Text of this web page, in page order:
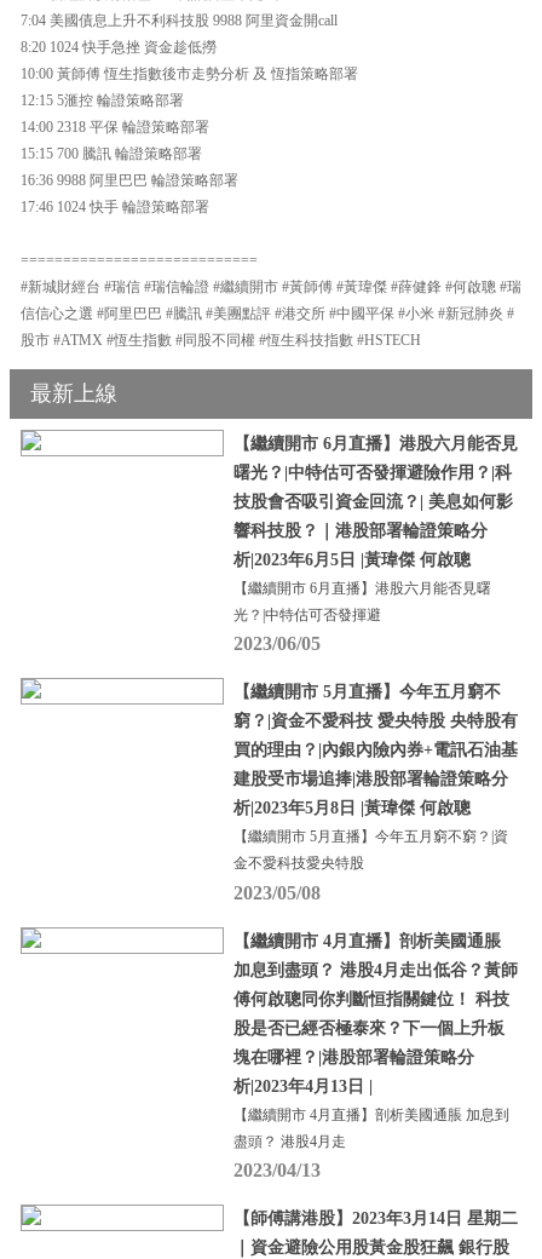
7:04 美國債息上升不利科技股 9988 阿里資金開call
8:20 1024 快手急挫 資金趁低撈
10:00 黃師傅 恆生指數後市走勢分析 及 恆指策略部署
12:15 5滙控 輪證策略部署
14:00 2318 平保 輪證策略部署
15:15 700 騰訊 輪證策略部署
16:36 9988 阿里巴巴 輪證策略部署
17:46 1024 快手 輪證策略部署
============================
#新城財經台 #瑞信 #瑞信輪證 #繼續開市 #黃師傅 #黃瑋傑 #薛健鋒 #何啟聰 #瑞
信信心之選 #阿里巴巴 #騰訊 #美團點評 #港交所 #中國平保 #小米 #新冠肺炎 #
股市 #ATMX #恆生指數 #同股不同權 #恆生科技指數 #HSTECH
最新上線
【繼續開市 6月直播】港股六月能否見
曙光？|中特估可否發揮避險作用？|科
技股會否吸引資金回流？| 美息如何影
響科技股？｜港股部署輪證策略分
析|2023年6月5日 |黃瑋傑 何啟聰
【繼續開市 6月直播】港股六月能否見曙
光？|中特估可否發揮避
2023/06/05
【繼續開市 5月直播】今年五月窮不
窮？|資金不愛科技 愛央特股 央特股有
買的理由？|內銀內險內券+電訊石油基
建股受市場追捧|港股部署輪證策略分
析|2023年5月8日 |黃瑋傑 何啟聰
【繼續開市 5月直播】今年五月窮不窮？|資
金不愛科技愛央特股
2023/05/08
【繼續開市 4月直播】剖析美國通脹
加息到盡頭？ 港股4月走出低谷？黃師
傅何啟聰同你判斷恒指關鍵位！ 科技
股是否已經否極泰來？下一個上升板
塊在哪裡？|港股部署輪證策略分
析|2023年4月13日 |
【繼續開市 4月直播】剖析美國通脹 加息到
盡頭？ 港股4月走
2023/04/13
【師傅講港股】2023年3月14日 星期二
｜資金避險公用股黃金股狂飆 銀行股